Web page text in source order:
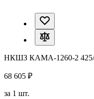
НКШЗ КАМА-1260-2 425/
68 605 ₽
за 1 шт.